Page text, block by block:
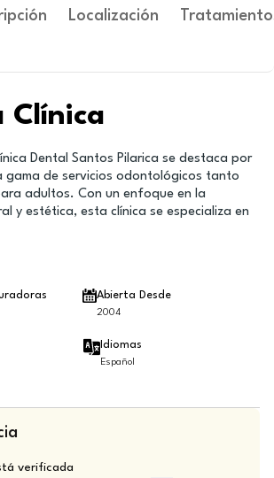
Localización
Clínica
Dental Santos Pilarica se destaca por
gama de servicios odontológicos tanto
adultos. Con un enfoque en la
y estética, esta clínica se especializa en
Abierta Desde
2004
Idiomas
Español
verificada